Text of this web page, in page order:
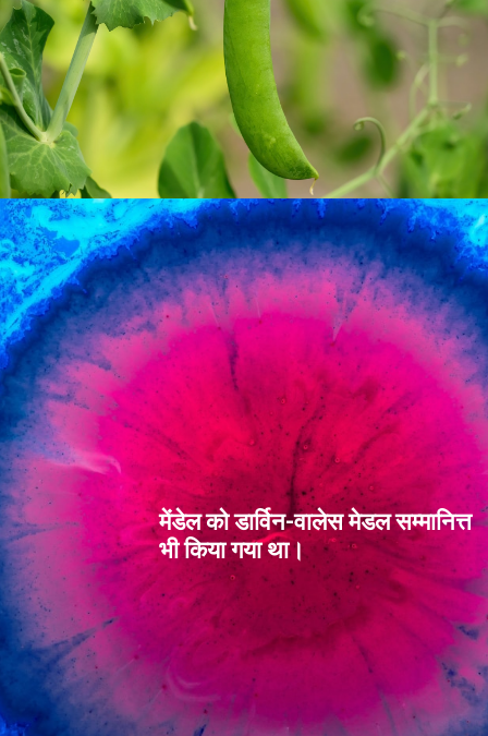
मेंडेल को डार्विन-वालेस मेडल सम्मानित्त
भी किया गया था।